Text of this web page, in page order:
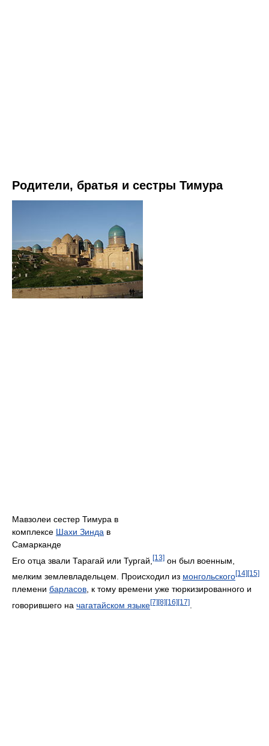
Родители, братья и сестры Тимура
Мавзолеи сестер Тимура в
комплексе Шахи Зинда в
Самарканде
Его отца звали Тарагай или Тургай, [13] он был военным,
мелким землевладельцем. Происходил из монгольского[14] [15]
племени барласов , к тому времени уже тюркизированного и
говорившего на чагатайском языке[7] [8] [16] [17]